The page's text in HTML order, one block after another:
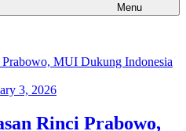
Menu
3, 2026
Rinci Prabowo,